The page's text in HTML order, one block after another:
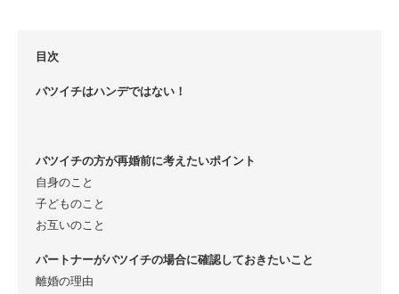
目次
バツイチはハンデではない！
バツイチの方が再婚前に考えたいポイント
自身のこと
子どものこと
お互いのこと
パートナーがバツイチの場合に確認しておきたいこと
離婚の理由